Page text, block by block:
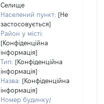
Селище
Населений пункт: [Не
застосовується]
Район у місті:
[Конфіденційна
інформація]
Тип: [Конфіденційна
інформація]
Назва: [Конфіденційна
інформація]
Номер будинку/